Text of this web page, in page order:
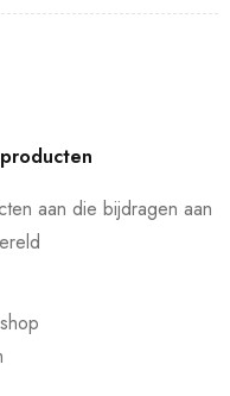
aan die bijdragen aan